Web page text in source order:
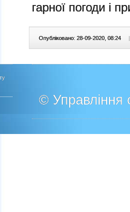
гарної погоди і
Опубліковано: 28-09-2020, 08:24 |
© Управління